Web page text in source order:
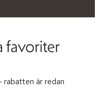
favoriter
rabatten är redan